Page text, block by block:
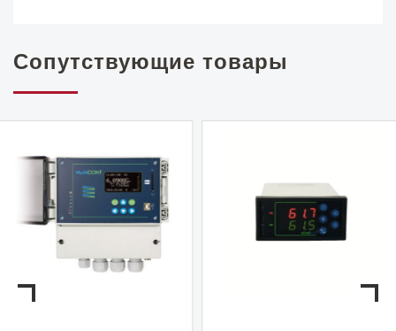
Сопутствующие товары